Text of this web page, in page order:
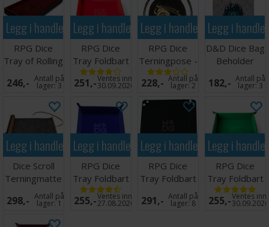
Ultra Pro Eclipse 11 Dice Set: Pumpkin Orange
Legg i handlekurven
RPG Dice
Tray of Rolling
D&D
246,- Antall på
lager:3
Legg i handlekurven
RPG Dice
Tray Foldbart
(25x25cm)
Rød
251,-Ventes inn
30.09.2026
Legg i handlekurven
RPG Dice
Terningpose -
Dragon Dice
Bag
228,- Antall på
lager:2
Legg i
D&D Dice Bag
Beholder
182,- Antall på
lager:3
Legg i handlekurven
Dice Scroll
Terningmatte
298,- Antall på
lager:1
Legg i handlekurven
RPG Dice
Tray Foldbart
(25x25cm)Mørk
Blå
255,-Ventes inn
27.08.2026
Legg i handlekurven
RPG Dice
Tray Foldbart
(25x25cm)
Svart
291,- Antall på
lager:8
Legg i
RPG Dice
Tray Foldbart
(25x25cm)
Grønn
255,-Ventes inn
30.09.2026